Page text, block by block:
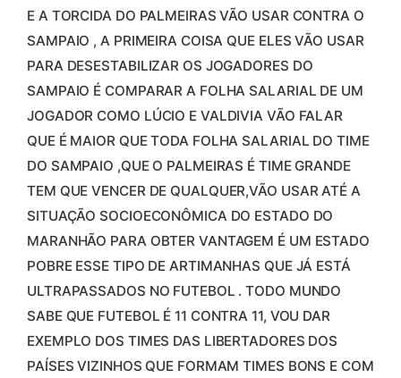
E A TORCIDA DO PALMEIRAS VÃO USAR CONTRA O
SAMPAIO , A PRIMEIRA COISA QUE ELES VÃO USAR
PARA DESESTABILIZAR OS JOGADORES DO
SAMPAIO É COMPARAR A FOLHA SALARIAL DE UM
JOGADOR COMO LÚCIO E VALDIVIA VÃO FALAR
QUE É MAIOR QUE TODA FOLHA SALARIAL DO TIME
DO SAMPAIO ,QUE O PALMEIRAS É TIME GRANDE
TEM QUE VENCER DE QUALQUER,VÃO USAR ATÉ A
SITUAÇÃO SOCIOECONÔMICA DO ESTADO DO
MARANHÃO PARA OBTER VANTAGEM É UM ESTADO
POBRE ESSE TIPO DE ARTIMANHAS QUE JÁ ESTÁ
ULTRAPASSADOS NO FUTEBOL . TODO MUNDO
SABE QUE FUTEBOL É 11 CONTRA 11, VOU DAR
EXEMPLO DOS TIMES DAS LIBERTADORES DOS
PAÍSES VIZINHOS QUE FORMAM TIMES BONS E COM